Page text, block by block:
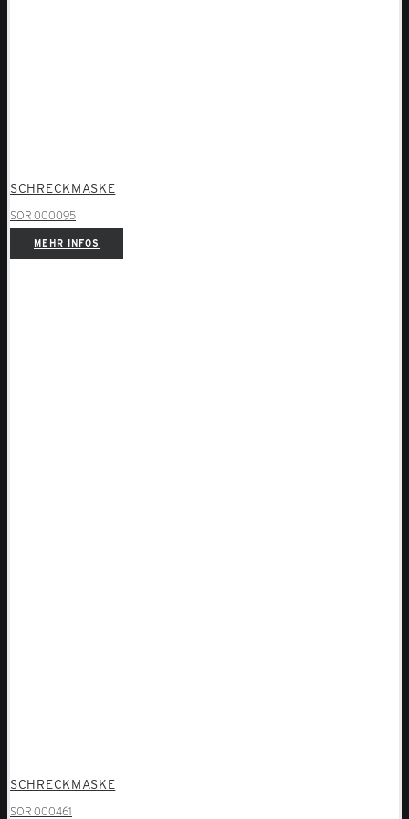
SCHRECKMASKE
SOR 000095
MEHR INFOS
SCHRECKMASKE
SOR 000461